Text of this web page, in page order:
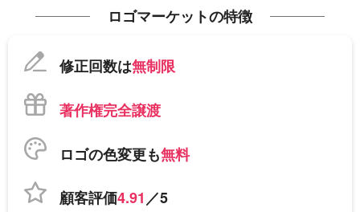
ロゴマーケットの特徴
修正回数は無制限
著作権完全譲渡
ロゴの色変更も無料
顧客評価4.91／5